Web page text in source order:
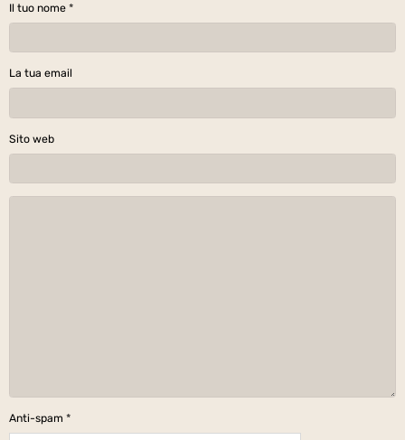
Il tuo nome
La tua email
Sito web
Anti-spam